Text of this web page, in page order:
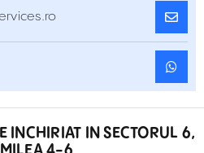
INCHIRIAT IN SECTORUL 6,